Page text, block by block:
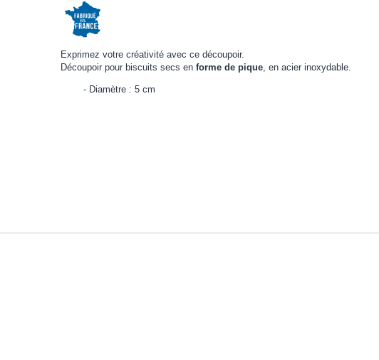
Exprimez votre créativité avec ce découpoir.
Découpoir pour biscuits secs enforme de pique , en acier inoxydable.
Diamètre : 5 cm